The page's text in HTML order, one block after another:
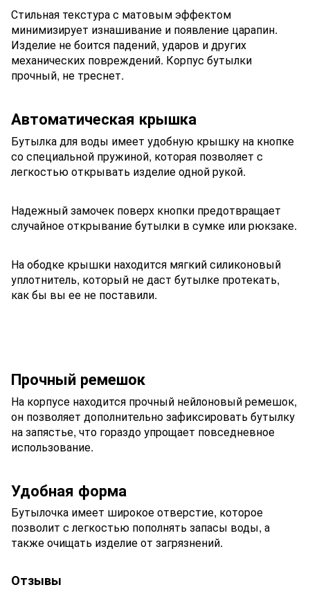
Стильная текстура с матовым эффектом
минимизирует изнашивание и появление царапин.
Изделие не боится падений, ударов и других
механических повреждений. Корпус бутылки
прочный, не треснет.
Автоматическая крышка
Бутылка для воды имеет удобную крышку на кнопке
со специальной пружиной, которая позволяет с
легкостью открывать изделие одной рукой.
Надежный замочек поверх кнопки предотвращает
случайное открывание бутылки в сумке или рюкзаке.
На ободке крышки находится мягкий силиконовый
уплотнитель, который не даст бутылке протекать,
как бы вы ее не поставили.
Прочный ремешок
На корпусе находится прочный нейлоновый ремешок,
он позволяет дополнительно зафиксировать бутылку
на запястье, что гораздо упрощает повседневное
использование.
Удобная форма
Бутылочка имеет широкое отверстие, которое
позволит с легкостью пополнять запасы воды, а
также очищать изделие от загрязнений.
Отзывы